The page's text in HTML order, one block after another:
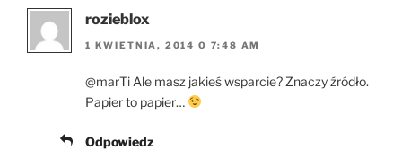
rozieblox
1 KWIETNIA, 2014 O 7:48 AM
@marTi Ale masz jakieś wsparcie? Znaczy źródło.
Papier to papier…
Odpowiedz